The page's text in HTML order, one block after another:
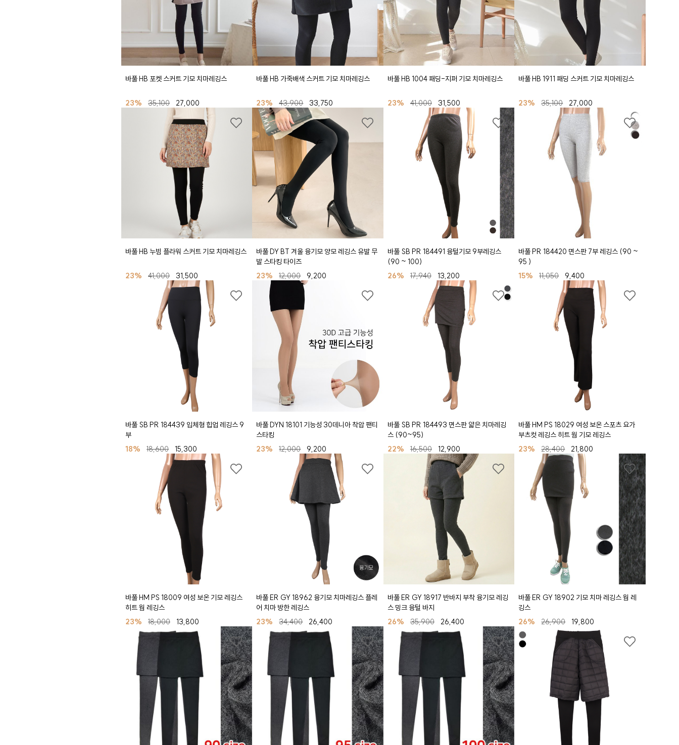
바풀 HB 포켓 스커트 기모 치마레깅스
23% 35,100 27,000
바풀 HB 가죽배색 스커트 기모 치마레깅스
23% 43,900 33,750
바풀 HB 1004 패딩-지퍼 기모 치마레깅스
23% 41,000 31,500
바풀 HB 1911 패딩 스커트 기모 치마레깅스
23% 35,100 27,000
바풀 HB 누빔 플라워 스커트 기모 치마레깅스
23% 41,000 31,500
바풀 DY BT 겨울 융기모 양모 레깅스 유발 무
발 스타킹 타이즈
23%
12,000 9,200
바풀 SB PR 184491 융털기모 9부레깅스
(90 ~ 100)
26%
17,940 13,200
바풀 PR 184420 면스판 7부 레깅스 (90 ~
95 )
15%
11,050 9,400
바풀 SB PR 184439 입체형 힙업 레깅스 9
부
18%
18,600 15,300
바풀 DYN 18101 기능성 30데니아 착압 팬티
스타킹
23%
12,000 9,200
바풀 SB PR 184493 면스판 얇은 치마레깅
스 (90~95)
22%
16,500 12,900
바풀 HM PS 18029 여성 보온 스포츠 요가
부츠컷 레깅스 히트 웜 기모 레깅스
23%
28,400 21,800
바풀 HM PS 18009 여성 보온 기모 레깅스
히트 웜 레깅스
23%
18,000 13,800
바풀 ER GY 18962 융기모 치마레깅스 플레
어 치마 방한 레깅스
23%
34,400 26,400
바풀 ER GY 18917 반바지 부착 융기모 레깅
스 밍크 융털 바지
26%
35,900 26,400
바풀 ER GY 18902 기모 치마 레깅스 웜 레
깅스
26%
26,900 19,800